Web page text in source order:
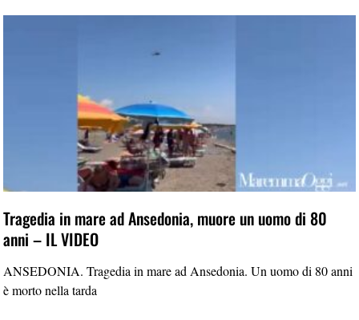
Tragedia in mare ad Ansedonia, muore un uomo di 80
anni – IL VIDEO
ANSEDONIA. Tragedia in mare ad Ansedonia. Un uomo di 80 anni
è morto nella tarda